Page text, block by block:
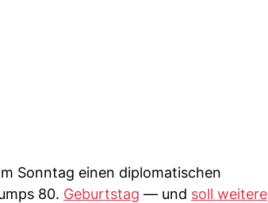
Sonntag einen diplomatischen
80. Geburtstag — und soll weitere